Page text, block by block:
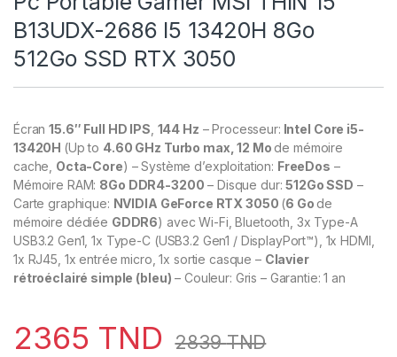
B13UDX-2686 I5 13420H 8Go
512Go SSD RTX 3050
Écran15.6″ Full HD IPS 144 Hz – Processeur: Intel Core i5-
13420H (Up to 4.60 GHz Turbo max, 12 Mo de mémoire
cache, Octa-Core) – Système d’exploitation: FreeDos –
Mémoire RAM: 8Go DDR4-3200 – Disque dur:512Go SSD –
Carte graphique: NVIDIA GeForce RTX 3050 (6 Go de
mémoire dédiée GDDR6) avec Wi-Fi, Bluetooth, 3x Type-A
USB3.2 Gen1, 1x Type-C (USB3.2 Gen1 / DisplayPort™), 1x HDMI,
1x RJ45, 1x entrée micro, 1x sortie casque – Clavier
rétroéclairé simple (bleu) – Couleur: Gris – Garantie: 1 an
2365 TND 2839TND